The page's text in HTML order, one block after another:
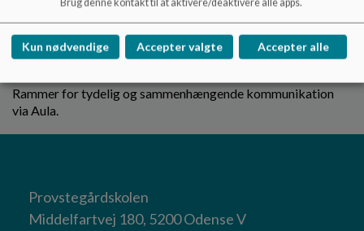
forbindelsen til lokalområdet.
Rammer for tydelig og sammenhængende kommunikation
via Aula.
Provstegårdskolen
Middelfartvej 180, 5200 Odense V
Kun nødvendige Accepter valgte Accepter alle